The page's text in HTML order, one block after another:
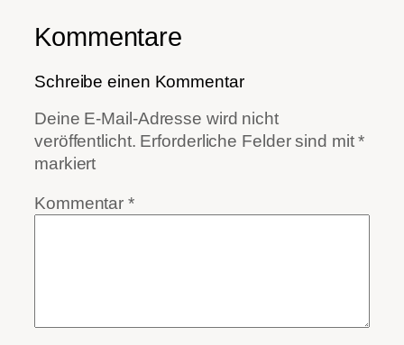
Kommentare
Schreibe einen Kommentar
Deine E-Mail-Adresse wird nicht
veröffentlicht. Erforderliche Felder sind mit*
markiert
Kommentar*